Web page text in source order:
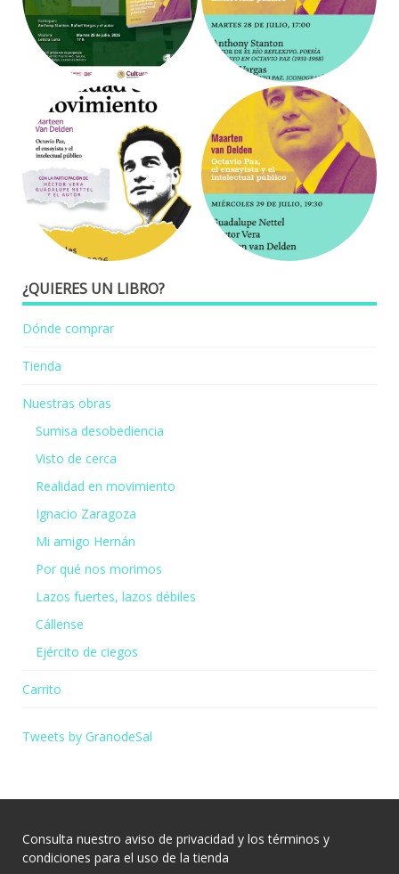
¿QUIERES UN LIBRO?
Dónde comprar
Tienda
Nuestras obras
Sumisa desobediencia
Visto de cerca
Realidad en movimiento
Ignacio Zaragoza
Mi amigo Hernán
Por qué nos morimos
Lazos fuertes, lazos débiles
Cállense
Ejército de ciegos
Carrito
Tweets by GranodeSal
Consulta nuestro aviso de privacidad y lostérminos y
condiciones para el uso de la tienda